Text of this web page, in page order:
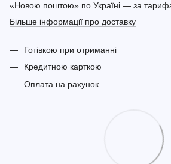
«Новою поштою» по Україні — за
Більше інформації про доставку
Готівкою при отриманні
Кредитною карткою
Оплата на рахунок